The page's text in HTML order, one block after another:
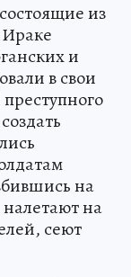
из
и
в свои
на
на
сеют